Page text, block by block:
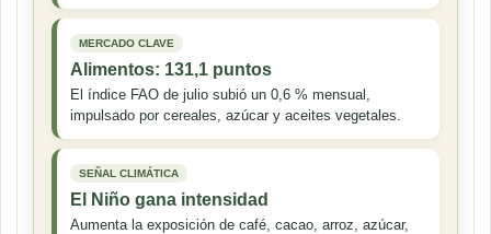
MERCADO CLAVE
Alimentos: 131,1 puntos
El índice FAO de julio subió un 0,6 % mensual,
impulsado por cereales, azúcar y aceites vegetales.
SEÑAL CLIMÁTICA
El Niño gana intensidad
Aumenta la exposición de café, cacao, arroz, azúcar,